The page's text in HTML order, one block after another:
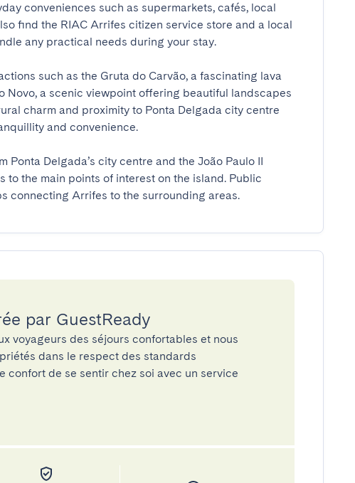
conveniences such as supermarkets, cafés, local
find the RIAC Arrifes citizen service store and a local
any practical needs during your stay.
such as the Gruta do Carvão, a fascinating lava
Novo, a scenic viewpoint offering beautiful landscapes
charm and proximity to Ponta Delgada city centre
and convenience.
Ponta Delgada’s city centre and the João Paulo II
the main points of interest on the island. Public
connecting Arrifes to the surrounding areas.
par GuestReady
voyageurs des séjours confortables et nous
dans le respect des standards
confort de se sentir chez soi avec un service